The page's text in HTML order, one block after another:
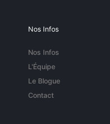
Nos Infos
Nos Infos
L'Équipe
Le Blogue
Contact